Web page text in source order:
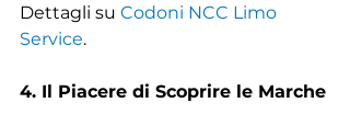
Dettagli su Codoni NCC Limo
Service.
4. Il Piacere di Scoprire le Marche